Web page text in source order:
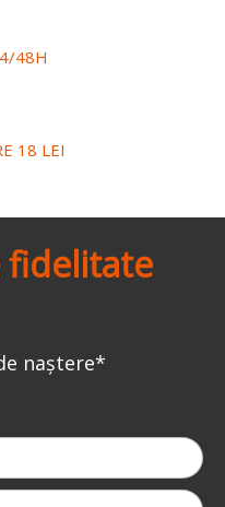
48H
18 LEI
fidelitate